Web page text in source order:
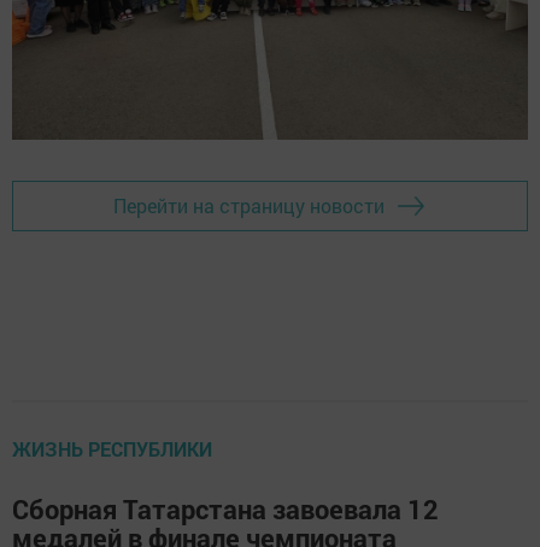
Перейти на страницу новости
ЖИЗНЬ РЕСПУБЛИКИ
Сборная Татарстана завоевала 12
медалей в финале чемпионата